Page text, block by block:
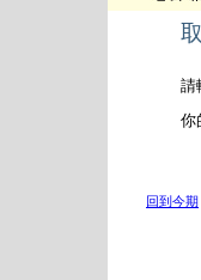
請
你
回到今期